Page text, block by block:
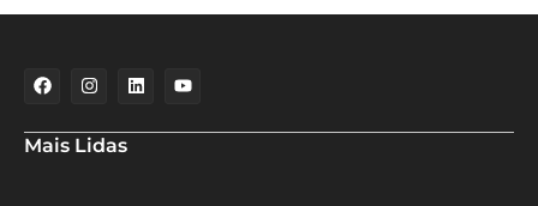
Mais Lidas